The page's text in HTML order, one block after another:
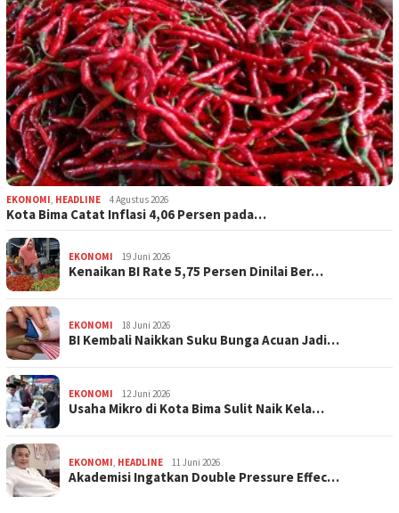
EKONOMI HEADLINE 4 Agustus 2026
Kota Bima Catat Inflasi 4,06 Persen pada…
EKONOMI 19 Juni 2026
Kenaikan BI Rate 5,75 Persen Dinilai Ber…
EKONOMI 18 Juni 2026
BI Kembali Naikkan Suku Bunga Acuan Jadi…
EKONOMI 12 Juni 2026
Usaha Mikro di Kota Bima Sulit Naik Kela…
EKONOMI HEADLINE 11 Juni 2026
Akademisi Ingatkan Double Pressure Effec…